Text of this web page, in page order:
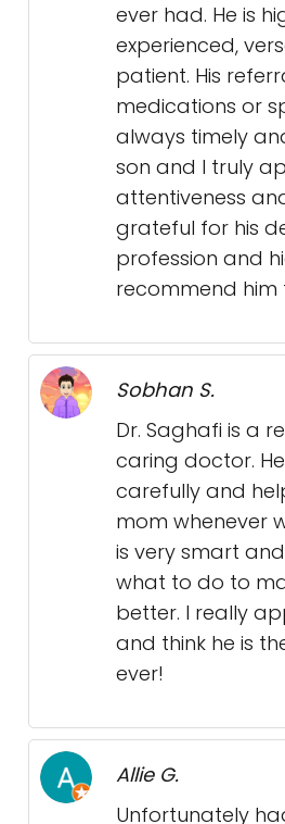
ever had. He is
experienced,
patient. His
medications or
always timely
son and I truly
attentiveness
grateful for his
profession and
recommend him
Sobhan S.
Dr. Saghafi is a
caring doctor.
carefully and
mom whenever
is very smart
what to do to
better. I really
and think he is
ever!
Allie G.
Unfortunately